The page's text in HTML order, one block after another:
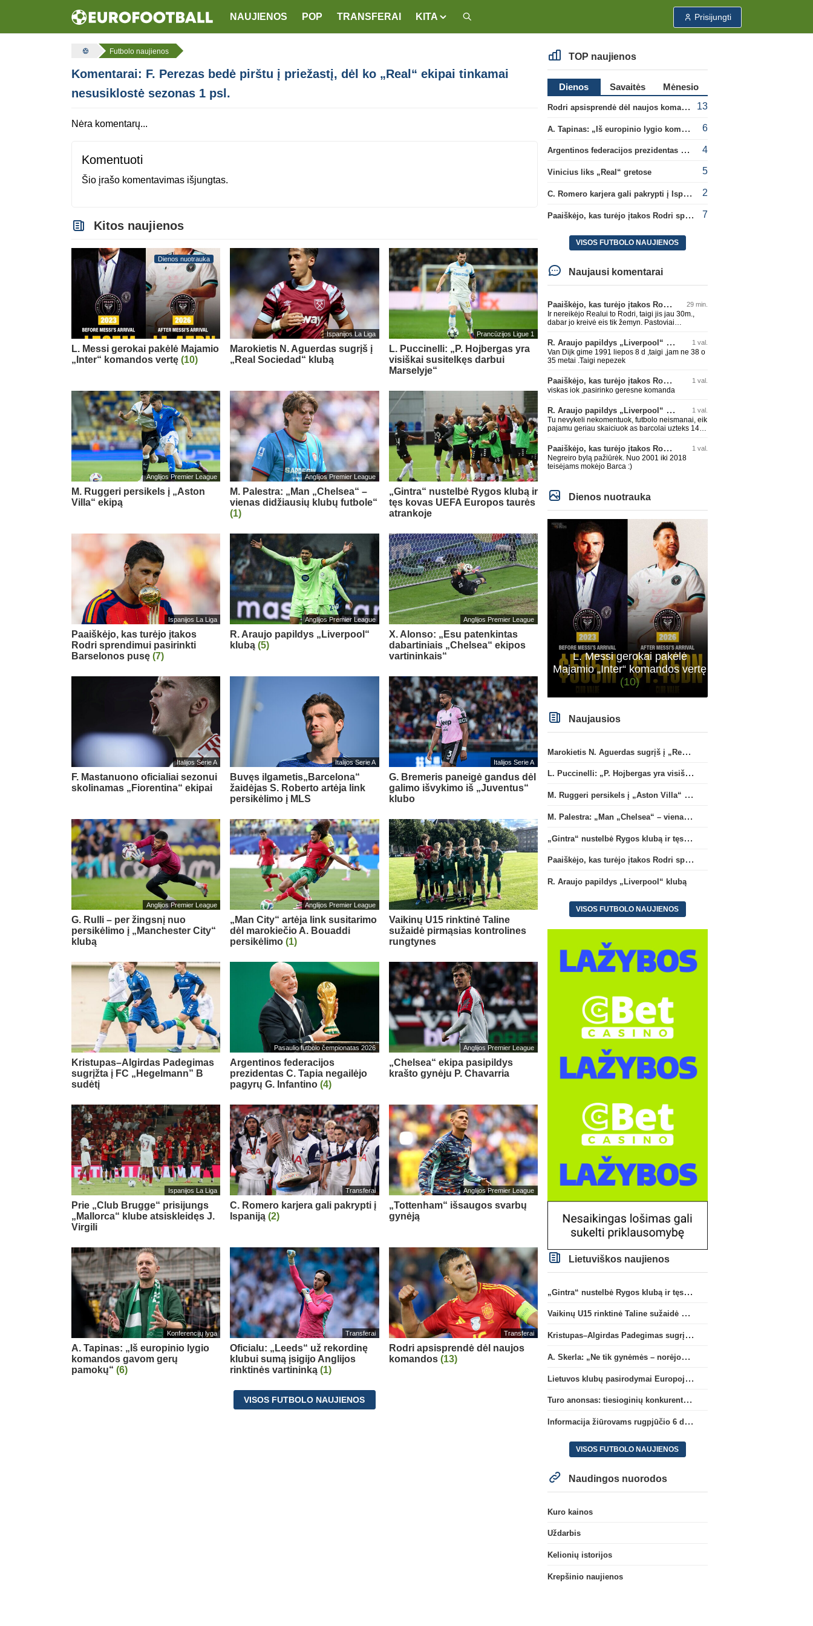
NAUJIENOS POP TRANSFERAI KITA Prisijungti
Futbolo naujienos
Komentarai: F. Perezas bedė pirštu į priežastį, dėl ko „Real“ ekipai tinkamai
nesusiklostė sezonas 1 psl.
Nėra komentarų...
Komentuoti
Šio įrašo komentavimas išjungtas.
Kitos naujienos
Dienos nuotrauka
L. Messi gerokai pakėlė Majamio
„Inter“ komandos vertę (10)
Ispanijos La Liga
Marokietis N. Aguerdas sugrįš į
„Real Sociedad“ klubą
Prancūzijos Ligue 1
L. Puccinelli: „P. Hojbergas yra
visiškai susitelkęs darbui
Marselyje“
Anglijos Premier League
M. Ruggeri persikels į „Aston
Villa“ ekipą
Anglijos Premier League
M. Palestra: „Man „Chelsea“ –
vienas didžiausių klubų futbole“
(1)
„Gintra“ nustelbė Rygos klubą ir
tęs kovas UEFA Europos taurės
atrankoje
Ispanijos La Liga
Paaiškėjo, kas turėjo įtakos
Rodri sprendimui pasirinkti
Barselonos pusę (7)
Anglijos Premier League
R. Araujo papildys „Liverpool“
klubą(5)
Anglijos Premier League
X. Alonso: „Esu patenkintas
dabartiniais „Chelsea“ ekipos
vartininkais“
Italijos Serie A
F. Mastanuono oficialiai sezonui
skolinamas „Fiorentina“ ekipai
Italijos Serie A
Buvęs ilgametis„Barcelona“
žaidėjas S. Roberto artėja link
persikėlimo į MLS
Italijos Serie A
G. Bremeris paneigė gandus dėl
galimo išvykimo iš „Juventus“
klubo
Anglijos Premier League
G. Rulli – per žingsnį nuo
persikėlimo į „Manchester City“
klubą
Anglijos Premier League
„Man City“ artėja link susitarimo
dėl marokiečio A. Bouaddi
persikėlimo(1)
Vaikinų U15 rinktinė Taline
sužaidė pirmąsias kontrolines
rungtynes
Kristupas–Algirdas Padegimas
sugrįžta į FC „Hegelmann” B
sudėtį
Pasaulio futbolo čempionatas 2026
Argentinos federacijos
prezidentas C. Tapia negailėjo
pagyrų G. Infantino(4)
Anglijos Premier League
„Chelsea“ ekipa pasipildys
krašto gynėju P. Chavarria
Ispanijos La Liga
Prie „Club Brugge“ prisijungs
„Mallorca“ klube atsiskleidęs J.
Virgili
Transferai
C. Romero karjera gali pakrypti į
Ispaniją(2)
Anglijos Premier League
„Tottenham“ išsaugos svarbų
gynėją
Konferencijų lyga
A. Tapinas: „Iš europinio lygio
komandos gavom gerų
pamokų“ (6)
Transferai
Oficialu: „Leeds“ už rekordinę
klubui sumą įsigijo Anglijos
rinktinės vartininką(1)
Transferai
Rodri apsisprendė dėl naujos
komandos (13)
VISOS FUTBOLO NAUJIENOS
TOP naujienos
Dienos Savaitės
Mėnesio
Rodri apsisprendė dėl naujos komandos
13
A. Tapinas: „Iš europinio lygio komandos gavom gerų pamokų“ 6
Argentinos federacijos prezidentas C. Tapia negailėjo pagyrų G. Infantino 4
Vinicius liks „Real“ gretose 5
C. Romero karjera gali pakrypti į Ispaniją 2
Paaiškėjo, kas turėjo įtakos Rodri sprendimui pasirinkti Barselonos pusę 7
VISOS FUTBOLO NAUJIENOS
Naujausi komentarai
Paaiškėjo, kas turėjo įtakos Rodri sprendimui pasirinkti Barselonos pusę 29 min.
Ir nereikėjo Realui to Rodri, taigi jis jau 30m.,
dabar jo kreivė eis tik žemyn. Pastoviai
darysis nugaros operaciją, tai kada grįš į aikštę?
Po pusės metų? Ne ne ačiū. Viskas gerai, Real
turi ir geresnių opcijų, Mauras viską sustatys į
vietas. Jeigu jis iš tikro būtų buvęs reikalingas,
ne šiaip sau paleidžia jį. Sėkmės jam Barcoje,
galės su savo korešais iš rinktinės kartu pažaisti
R. Araujo papildys „Liverpool“ klubą 1 val.
Van Dijk gime 1991 liepos 8 d ,taigi ,jam ne 38 o
35 metai .Taigi nepezek
Paaiškėjo, kas turėjo įtakos Rodri sprendimui pasirinkti Barselonos pusę 1 val.
viskas iok ,pasirinko geresne komanda
R. Araujo papildys „Liverpool“ klubą 1 val.
Tu nevykeli nekomentuok, futbolo neismanai, eik
pajamu geriau skaiciuok as barcolai uzteks 140
Paaiškėjo, kas turėjo įtakos Rodri sprendimui pasirinkti Barselonos pusę 1 val.
Negreiro bylą pažiūrėk. Nuo 2001 iki 2018
teisėjams mokėjo Barca :)
Dienos nuotrauka
L. Messi gerokai pakėlė
Majamio „Inter“ komandos vertę
(10)
Naujausios
Marokietis N. Aguerdas sugrįš į „Real Sociedad“ klubą
L. Puccinelli: „P. Hojbergas yra visiškai susitelkęs darbui Marselyje“
M. Ruggeri persikels į „Aston Villa“ ekipą
M. Palestra: „Man „Chelsea“ – vienas didžiausių klubų futbole“
„Gintra“ nustelbė Rygos klubą ir tęs kovas UEFA Europos taurės atrankoje
Paaiškėjo, kas turėjo įtakos Rodri sprendimui pasirinkti Barselonos pusę
R. Araujo papildys „Liverpool“ klubą
VISOS FUTBOLO NAUJIENOS
Lietuviškos naujienos
„Gintra“ nustelbė Rygos klubą ir tęs kovas UEFA Europos taurės atrankoje
Vaikinų U15 rinktinė Taline sužaidė pirmąsias kontrolines rungtynes
Kristupas–Algirdas Padegimas sugrįžta į FC „Hegelmann” B sudėtį
A. Skerla: „Ne tik gynėmės – norėjome atakuoti“
Lietuvos klubų pasirodymai Europoje: patirti pralaimėjimai Kroatijos atstovams
Turo anonsas: tiesioginių konkurentų dvikova Gargžduose
Informacija žiūrovams rugpjūčio 6 d. UEFA rungtynėms
VISOS FUTBOLO NAUJIENOS
Naudingos nuorodos
Kuro kainos
Uždarbis
Kelionių istorijos
Krepšinio naujienos